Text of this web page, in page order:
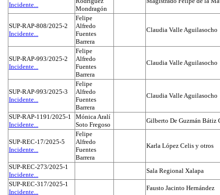
Incidente...
Mondragón
SUP-RAP-808/2025-2
Incidente...
Felipe
Alfredo
Fuentes
Barrera
Claudia Valle Aguilasocho
SUP-RAP-993/2025-2
Incidente...
Felipe
Alfredo
Fuentes
Barrera
Claudia Valle Aguilasocho
SUP-RAP-993/2025-3
Incidente...
Felipe
Alfredo
Fuentes
Barrera
Claudia Valle Aguilasocho
SUP-RAP-1191/2025-1
Incidente...
Mónica Aralí
Soto Fregoso
Gilberto De Guzmán Bátiz
SUP-REC-17/2025-5
Incidente...
Felipe
Alfredo
Fuentes
Barrera
Karla López Celis y otros
SUP-REC-273/2025-1
Incidente...
Sala Regional Xalapa
SUP-REC-317/2025-1
Incidente...
Fausto Jacinto Hernández